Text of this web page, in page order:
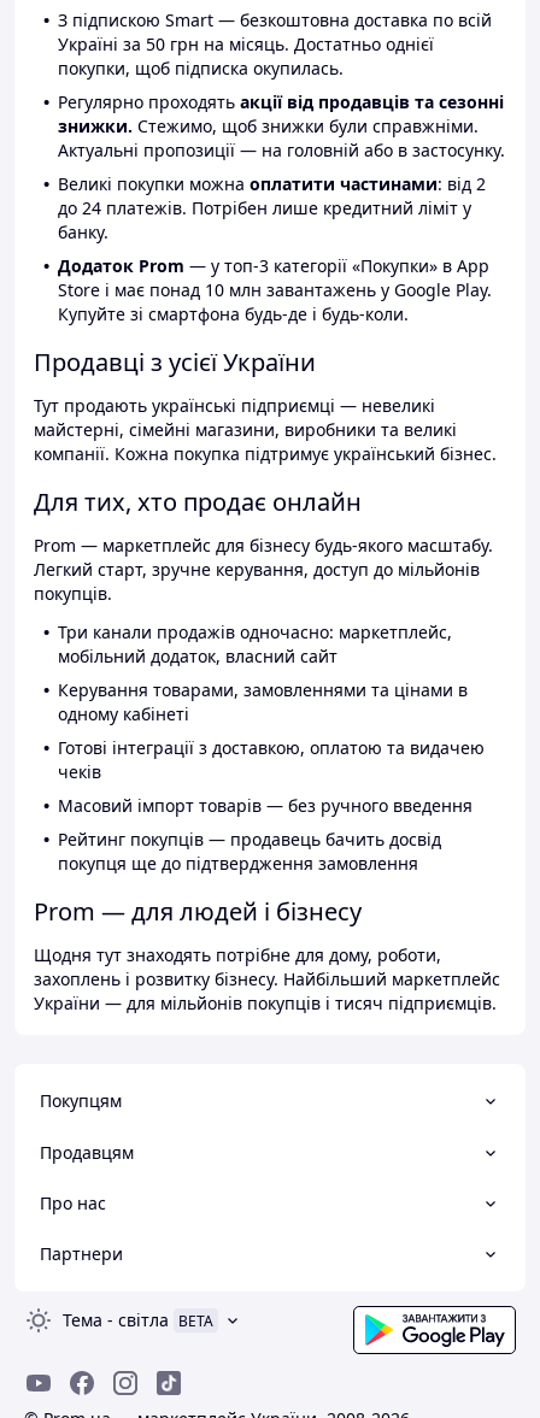
З підпискою Smart — безкоштовна доставка по всій
Україні за 50 грн на місяць. Достатньо однієї
покупки, щоб підписка окупилась.
Регулярно проходять акції від продавців та сезонні
знижки. Стежимо, щоб знижки були справжніми.
Актуальні пропозиції — на головній або в застосунку.
Великі покупки можна оплатити частинами: від 2
до 24 платежів. Потрібен лише кредитний ліміт у
банку.
Додаток Prom — у топ-3 категорії «Покупки» в App
Store і має понад 10 млн завантажень у Google Play.
Купуйте зі смартфона будь-де і будь-коли.
Продавці з усієї України
Тут продають українські підприємці — невеликі
майстерні, сімейні магазини, виробники та великі
компанії. Кожна покупка підтримує український бізнес.
Для тих, хто продає онлайн
Prom — маркетплейс для бізнесу будь-якого масштабу.
Легкий старт, зручне керування, доступ до мільйонів
покупців.
Три канали продажів одночасно: маркетплейс,
мобільний додаток, власний сайт
Керування товарами, замовленнями та цінами в
одному кабінеті
Готові інтеграції з доставкою, оплатою та видачею
чеків
Масовий імпорт товарів — без ручного введення
Рейтинг покупців — продавець бачить досвід
покупця ще до підтвердження замовлення
Prom — для людей і бізнесу
Щодня тут знаходять потрібне для дому, роботи,
захоплень і розвитку бізнесу. Найбільший маркетплейс
України — для мільйонів покупців і тисяч підприємців.
Покупцям
Продавцям
Про нас
Партнери
Тема - світла BETA